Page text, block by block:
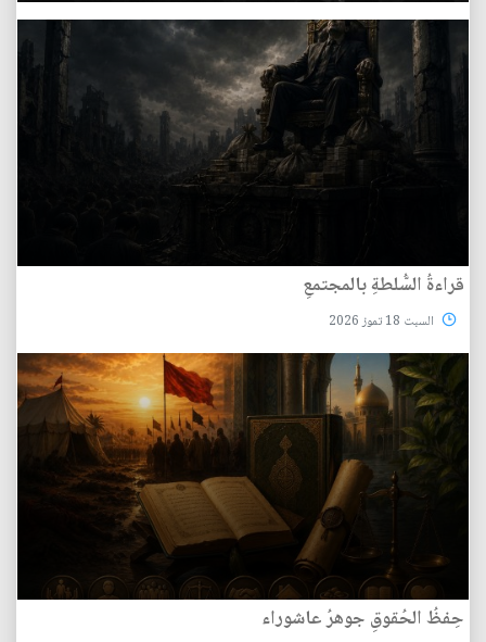
قراءةُ السُّلطةِ بالمجتمعِ
السبت 18 تموز 2026
حِفظُ الحُقوقِ جوهرُ عاشوراء